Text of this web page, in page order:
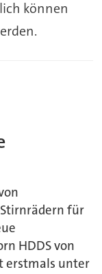
können
für
HDDS von
erstmals unter